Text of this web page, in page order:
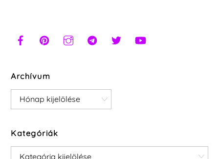
Archívum
Archívum
Kategóriák
Kategóriák